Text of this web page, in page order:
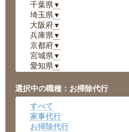
千葉県 ▼
埼玉県 ▼
大阪府▼
兵庫県 ▼
京都府▼
宮城県 ▼
愛知県 ▼
岡山県▼
広島県▼
沖縄県
選択中の職種：お掃除代行
すべて
家事代行
お掃除代行